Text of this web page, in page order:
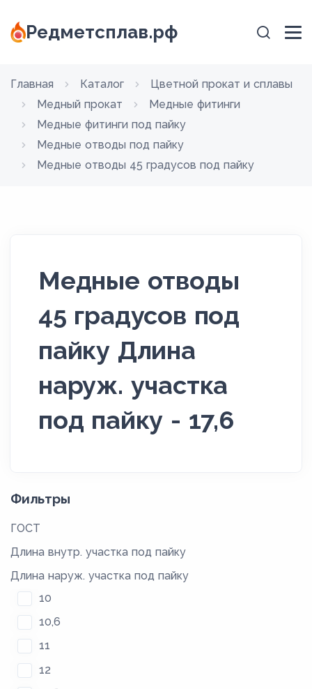
Редметсплав.рф
Главная Каталог
Цветной прокат и сплавы
Медный прокат
Медные фитинги
Медные фитинги под пайку
Медные отводы под пайку
Медные отводы 45 градусов под пайку
Медные отводы
45 градусов под
пайку Длина
наруж. участка
под пайку - 17,6
Фильтры
ГОСТ
Длина внутр. участка под пайку
Длина наруж. участка под пайку
10
10,6
11
12